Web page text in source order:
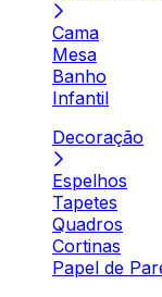
Cama
Mesa
Banho
Infantil
Decoração
Espelhos
Tapetes
Quadros
Cortinas
Papel de